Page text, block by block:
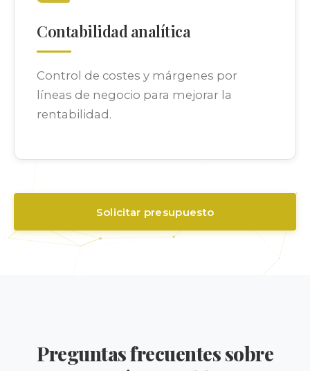
Contabilidad analítica
Control de costes y márgenes por
líneas de negocio para mejorar la
rentabilidad.
Solicitar presupuesto
Preguntas frecuentes sobre